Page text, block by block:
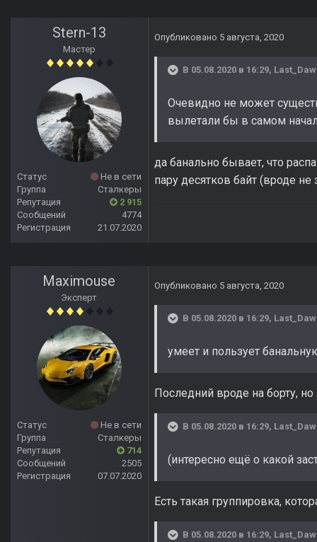
Stern-13
Мастер
Статус
Не в сети
Группа
Сталкеры
Репутация
2 915
Сообщений
4774
Регистрация
21.07.2020
Опубликовано 5 августа, 2020
В 05.08.2020 в 16:29,
Очевидно не может
вылетали бы в самом
да банально бывает, что
пару десятков байт (вроде
Maximouse
Эксперт
Статус
Не в сети
Группа
Сталкеры
Репутация
714
Сообщений
2505
Регистрация
07.07.2020
Опубликовано 5 августа, 2020
В 05.08.2020 в 16:29,
умеет и пользует
Последний вроде на борту, но
В 05.08.2020 в 16:29,
(интересно ещё о какой
Есть такая группировка,
В 05.08.2020 в 16:29,